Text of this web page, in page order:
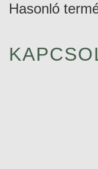
Hasonló